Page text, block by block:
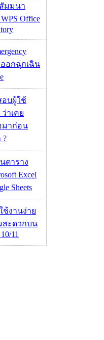
มมนา
Office
ออกฉุกเฉิน
อบผู้ใช้
ว่าเคย
มาก่อน
?
ตาราง
Excel
Sheets
ช้งานง่าย
สะดวกบน
11